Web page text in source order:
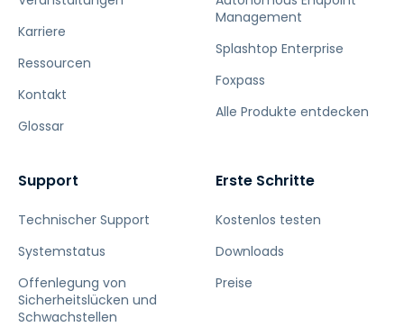
Karriere
Ressourcen
Kontakt
Glossar
Management
Splashtop Enterprise
Foxpass
Alle Produkte entdecken
Support
Technischer Support
Systemstatus
Offenlegung von
Sicherheitslücken und
Schwachstellen
Erste Schritte
Kostenlos testen
Downloads
Preise